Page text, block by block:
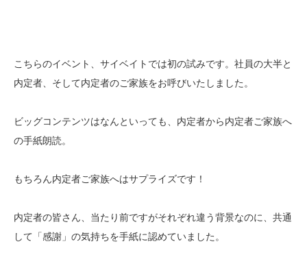
こちらのイベント、サイベイトでは初の試みです。社員の大半と
内定者、そして内定者のご家族をお呼びいたしました。
ビッグコンテンツはなんといっても、内定者から内定者ご家族へ
の手紙朗読。
もちろん内定者ご家族へはサプライズです！
内定者の皆さん、当たり前ですがそれぞれ違う背景なのに、共通
して「感謝」の気持ちを手紙に認めていました。